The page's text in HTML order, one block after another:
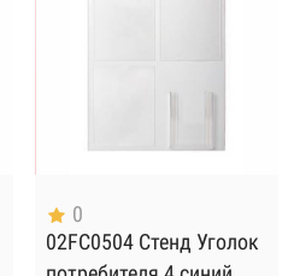
0
02FC0504 Стенд Уголок